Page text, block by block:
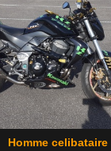
Homme celibataire